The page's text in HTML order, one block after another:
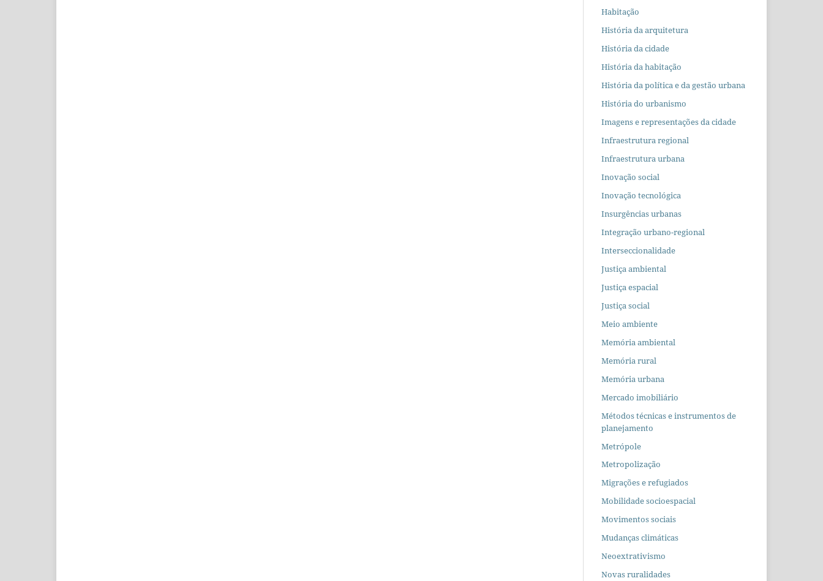
Habitação
História da arquitetura
História da cidade
História da habitação
História da política e da gestão urbana
História do urbanismo
Imagens e representações da cidade
Infraestrutura regional
Infraestrutura urbana
Inovação social
Inovação tecnológica
Insurgências urbanas
Integração urbano-regional
Interseccionalidade
Justiça ambiental
Justiça espacial
Justiça social
Meio ambiente
Memória ambiental
Memória rural
Memória urbana
Mercado imobiliário
Métodos técnicas e instrumentos de
planejamento
Metrópole
Metropolização
Migrações e refugiados
Mobilidade socioespacial
Movimentos sociais
Mudanças climáticas
Neoextrativismo
Novas ruralidades